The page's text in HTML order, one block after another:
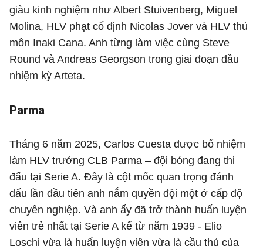
giàu kinh nghiệm như Albert Stuivenberg, Miguel
Molina, HLV phạt cố định Nicolas Jover và HLV thủ
môn Inaki Cana. Anh từng làm việc cùng Steve
Round và Andreas Georgson trong giai đoạn đầu
nhiệm kỳ Arteta.
Parma
Tháng 6 năm 2025, Carlos Cuesta được bổ nhiệm
làm HLV trưởng CLB Parma – đội bóng đang thi
đấu tại Serie A. Đây là cột mốc quan trọng đánh
dấu lần đầu tiên anh nắm quyền đội một ở cấp độ
chuyên nghiệp. Và anh ấy đã trở thành huấn luyện
viên trẻ nhất tại Serie A kể từ năm 1939 - Elio
Loschi vừa là huấn luyện viên vừa là cầu thủ của